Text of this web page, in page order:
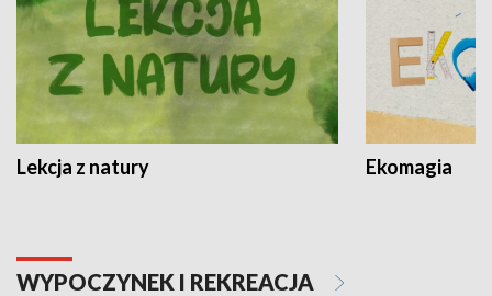
Lekcja z natury Ekomagia
WYPOCZYNEK I REKREACJA